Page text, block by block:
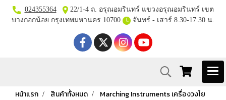
024355364
22/1-4 ถ. อรุณอมรินทร์ แขวงอรุณอมรินทร์ เขต
บางกอกน้อย กรุงเทพมหานคร 10700
จันทร์ - เสาร์ 8.30-17.30 น.
หน้าแรก สินค้าทั้งหมด Marching Instruments เครื่องวงโย